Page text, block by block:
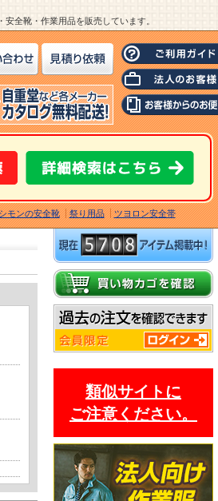
全靴・作業用品を販売しています。
モンの安全靴 祭り用品 ツヨロン安全帯
類似サイトに
ご注意ください。